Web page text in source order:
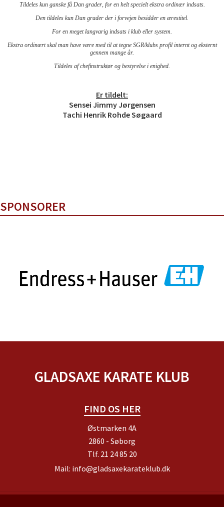
Tildeles kun ganske få Dan grader, for en helt specielt ekstra ordinær indsats.
Den tildeles kun Dan grader der i forvejen besidder en ærestitel.
For en meget langvarig indsats i klub eller system.
Ekstra ordinært skal man have være med til at tegne SGR/klubs profil interntog eksternt
gennem mange år.
Tildeles af chefinstruktør og bestyrelse i enighed.
Er tildelt:
Sensei Jimmy Jørgensen
Tachi Henrik Rohde Søgaard
SPONSORER
GLADSAXE KARATE KLUB
FIND OS HER
Østmarken 4A
2860 - Søborg
Tlf. 21 24 85 20
Mail: info@gladsaxekarateklub.dk